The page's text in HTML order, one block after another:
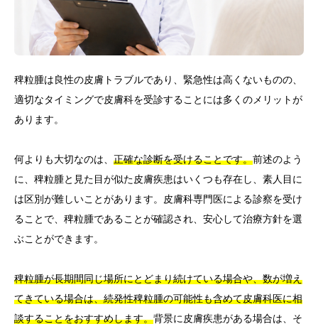
稗粒腫は良性の皮膚トラブルであり、緊急性は高くないものの、
適切なタイミングで皮膚科を受診することには多くのメリットが
あります。
何よりも大切なのは、 正確な診断を受けることです。前述のよう
に、稗粒腫と見た目が似た皮膚疾患はいくつも存在し、素人目に
は区別が難しいことがあります。皮膚科専門医による診察を受け
ることで、稗粒腫であることが確認され、安心して治療方針を選
ぶことができます。
稗粒腫が長期間同じ場所にとどまり続けている場合や、数が増え
てきている場合は、続発性稗粒腫の可能性も含めて皮膚科医に相
談することをおすすめします。背景に皮膚疾患がある場合は、そ